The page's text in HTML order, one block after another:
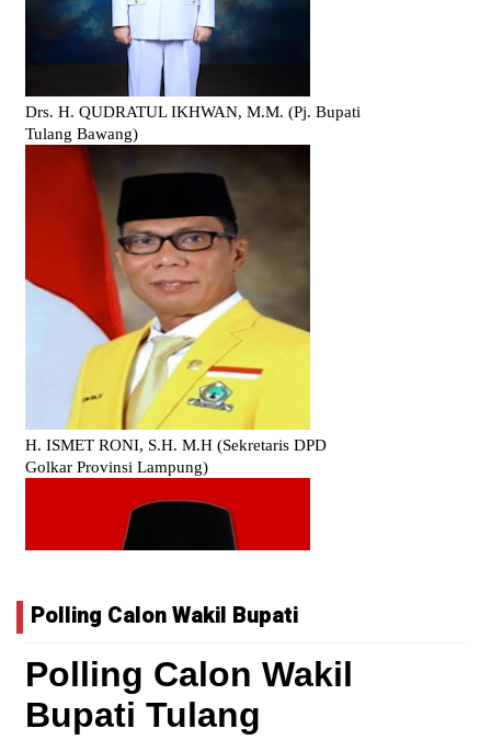
Polling Calon Wakil Bupati